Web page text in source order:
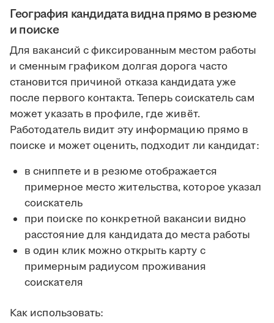
География кандидата видна прямо в резюме
и поиске
Для вакансий с фиксированным местом работы
и сменным графиком долгая дорога часто
становится причиной отказа кандидата уже
после первого контакта. Теперь соискатель сам
может указать в профиле, где живёт.
Работодатель видит эту информацию прямо в
поиске и может оценить, подходит ли кандидат:
в сниппете и в резюме отображается
примерное место жительства, которое указал
соискатель
при поиске по конкретной вакансии видно
расстояние для кандидата до места работы
в один клик можно открыть карту с
примерным радиусом проживания
соискателя
Как использовать: